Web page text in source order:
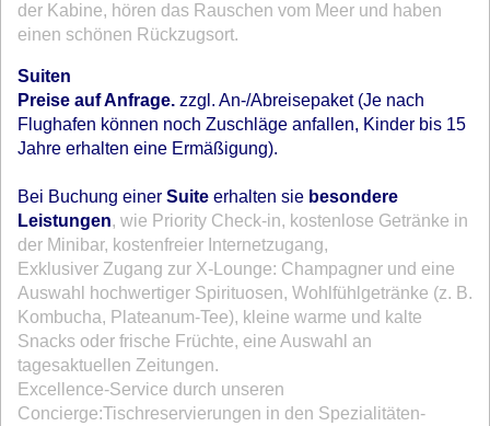
der Kabine, hören das Rauschen vom Meer und haben
einen schönen Rückzugsort.
Suiten
Preise auf Anfrage. zzgl. An-/Abreisepaket (Je nach
Flughafen können noch Zuschläge anfallen, Kinder bis 15
Jahre erhalten eine Ermäßigung).
Bei Buchung einer Suite erhalten sie besondere
Leistungen, wie Priority Check-in, kostenlose Getränke in
der Minibar, kostenfreier Internetzugang,
Exklusiver Zugang zur X-Lounge: Champagner und eine
Auswahl hochwertiger Spirituosen, Wohlfühlgetränke (z. B.
Kombucha, Plateanum-Tee), kleine warme und kalte
Snacks oder frische Früchte, eine Auswahl an
tagesaktuellen Zeitungen.
Excellence-Service durch unseren
Concierge:Tischreservierungen in den Spezialitäten-